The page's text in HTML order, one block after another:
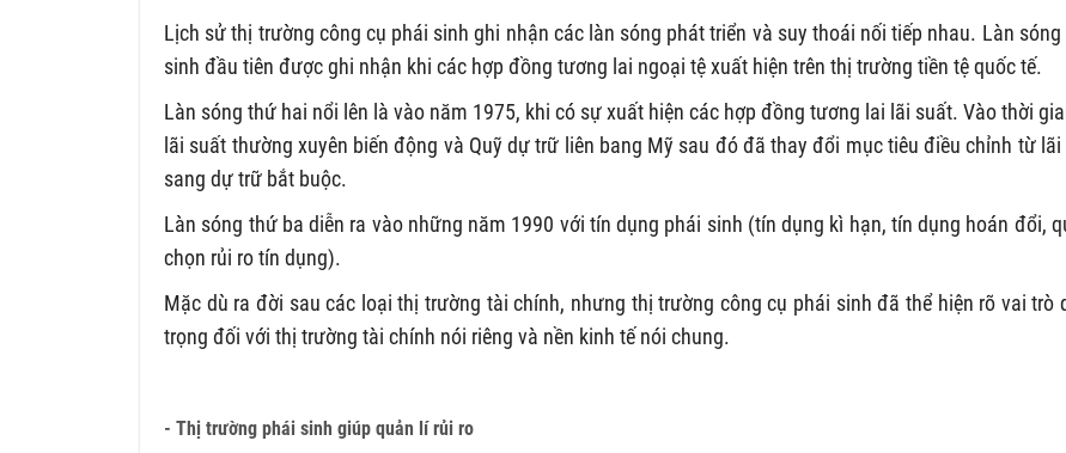
Lịch sử thị trường công cụ phái sinh ghi nhận các làn sóng phát triển và suy thoái nối tiếp nhau. Làn sóng
sinh đầu tiên được ghi nhận khi các hợp đồng tương lai ngoại tệ xuất hiện trên thị trường tiền tệ quốc tế.
Làn sóng thứ hai nổi lên là vào năm 1975, khi có sự xuất hiện các hợp đồng tương lai lãi suất. Vào thời
lãi suất thường xuyên biến động và Quỹ dự trữ liên bang Mỹ sau đó đã thay đổi mục tiêu điều chỉnh từ
sang dự trữ bắt buộc.
Làn sóng thứ ba diễn ra vào những năm 1990 với tín dụng phái sinh (tín dụng kì hạn, tín dụng hoán đổi,
chọn rủi ro tín dụng).
Mặc dù ra đời sau các loại thị trường tài chính, nhưng thị trường công cụ phái sinh đã thể hiện rõ vai trò
trọng đối với thị trường tài chính nói riêng và nền kinh tế nói chung.
- Thị trường phái sinh giúp quản lí rủi ro